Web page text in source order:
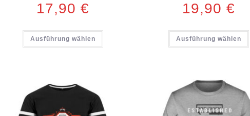
17,90 €
Ausführung wählen
19,90 €
Ausführung wählen